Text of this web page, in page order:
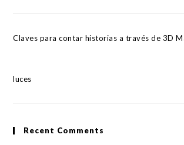
Claves para contar historias a través de 3D
luces
Recent Comments